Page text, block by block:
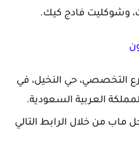
وشوكليت فادج كيك.
التخصصي، حي النخيل، في
ماب من خلال الرابط التالي